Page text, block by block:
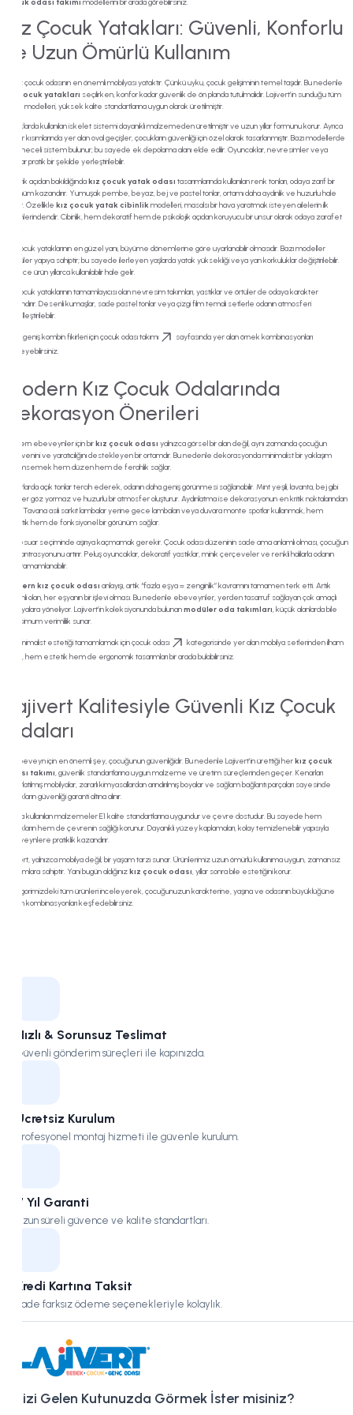
Kız Çocuk Yatakları: Güvenli, Konforlu
ve Uzun Ömürlü Kullanım
Bir kız çocuk odasının en önemli mobilyası yataktır. Çünkü uyku, çocuk gelişiminin temel taşıdır. Bu nedenle
kız çocuk yatakları seçilirken, konfor kadar güvenlik de ön planda tutulmalıdır. Lajivert’in sunduğu tüm
yatak modelleri, yüksek kalite standartlarına uygun olarak üretilmiştir.
Yataklarda kullanılan iskelet sistemi dayanıklı malzemeden üretilmiştir ve uzun yıllar formunu korur. Ayrıca
kenar kısımlarında yer alan oval geçişler, çocukların güvenliği için özel olarak tasarlanmıştır. Bazı modellerde
çekmeceli sistem bulunur; bu sayede ek depolama alanı elde edilir. Oyuncaklar, nevresimler veya
kitaplar pratik bir şekilde yerleştirilebilir.
Estetik açıdan bakıldığındakız çocuk yatak odası tasarımlarında kullanılan renk tonları, odaya zarif bir
görünüm kazandırır. Yumuşak pembe, beyaz, bej ve pastel tonlar, ortamı daha aydınlık ve huzurlu hale
getirir. Özellikle kız çocuk yatak cibinlik modelleri, masalsı bir hava yaratmak isteyen ailelerin ilk
tercihlerindendir. Cibinlik, hem dekoratif hem de psikolojik açıdan koruyucu bir unsur olarak odaya zarafet
Kız çocuk yataklarının en güzel yanı, büyüme dönemlerine göre uyarlanabilir olmasıdır. Bazı modeller
modüler yapıya sahiptir; bu sayede ilerleyen yaşlarda yatak yüksekliği veya yan korkuluklar değiştirilebilir.
Böylece ürün yıllarca kullanılabilir hale gelir.
Kız çocuk yataklarının tamamlayıcısı olan nevresim takımları, yastıklar ve örtüler de odaya karakter
kazandırır. Desenli kumaşlar, sade pastel tonlar veya çizgi film temalı setlerle odanın atmosferi
kişiselleştirilebilir.
Daha geniş kombin fikirleri içinçocuk odası takımı
sayfasında yer alan örnek kombinasyonları
inceleyebilirsiniz.
Modern Kız Çocuk Odalarında
Dekorasyon Önerileri
Modern ebeveynler için birkız çocuk odası yalnızca görsel bir alan değil, aynı zamanda çocuğun
özgüvenini ve yaratıcılığını destekleyen bir ortamdır. Bu nedenle dekorasyonda minimalist bir yaklaşım
benimsemek hem düzen hem de ferahlık sağlar.
Duvarlarda açık tonlar tercih ederek, odanın daha geniş görünmesi sağlanabilir. Mint yeşili, lavanta, bej gibi
renkler göz yormaz ve huzurlu bir atmosfer oluşturur. Aydınlatma ise dekorasyonun en kritik noktalarından
biridir. Tavana asılı sarkıt lambalar yerine gece lambaları veya duvara monte spotlar kullanmak, hem
estetik hem de fonksiyonel bir görünüm sağlar.
Aksesuar seçiminde aşırıya kaçmamak gerekir. Çocuk odası düzeninin sade ama anlamlı olması, çocuğun
konsantrasyonunu artırır. Peluş oyuncaklar, dekoratif yastıklar, minik çerçeveler ve renkli halılarla odanın
ruhu tamamlanabilir.
Modern kız çocuk odası anlayışı, artık “fazla eşya = zenginlik” kavramını tamamen terk etti. Artık
önemli olan, her eşyanın bir işlevi olması. Bu nedenle ebeveynler, yerden tasarruf sağlayan çok amaçlı
mobilyalara yöneliyor. Lajivert’in koleksiyonunda bulunanmodüler oda takımları, küçük alanlarda bile
maksimum verimlilik sunar.
Bu minimalist estetiği tamamlamak içinçocuk odası
kategorisinde yer alan mobilya setlerinden ilham
alabilir, hem estetik hem de ergonomik tasarımları bir arada bulabilirsiniz.
Lajivert Kalitesiyle Güvenli Kız Çocuk
Odaları
Bir ebeveyn için en önemli şey, çocuğunun güvenliğidir. Bu nedenle Lajivert’in ürettiği herkız çocuk
odası takımı, güvenlik standartlarına uygun malzeme ve üretim süreçlerinden geçer. Kenarları
yuvarlatılmış mobilyalar, zararlı kimyasallardan arındırılmış boyalar ve sağlam bağlantı parçaları sayesinde
çocukların güvenliği garanti altına alınır.
Ayrıca kullanılan malzemeler E1 kalite standartlarına uygundur ve çevre dostudur. Bu sayede hem
çocukların hem de çevrenin sağlığı korunur. Dayanıklı yüzey kaplamaları, kolay temizlenebilir yapısıyla
ebeveynlere pratiklik kazandırır.
Lajivert, yalnızca mobilya değil; bir yaşam tarzı sunar. Ürünlerimiz uzun ömürlü kullanıma uygun, zamansız
tasarımlara sahiptir. Yani bugün aldığınızkız çocuk odası, yıllar sonra bile estetiğini korur.
Kategorimizdeki tüm ürünleri inceleyerek, çocuğunuzun karakterine, yaşına ve odasının büyüklüğüne
uygun kombinasyonları keşfedebilirsiniz.
Hızlı & Sorunsuz Teslimat
Güvenli gönderim süreçleri ile kapınızda.
Ücretsiz Kurulum
Profesyonel montaj hizmeti ile güvenle kurulum.
7 Yıl Garanti
Uzun süreli güvence ve kalite standartları.
Kredi Kartına Taksit
Vade farksız ödeme seçenekleriyle kolaylık.
Bizi Gelen Kutunuzda Görmek İster misiniz?